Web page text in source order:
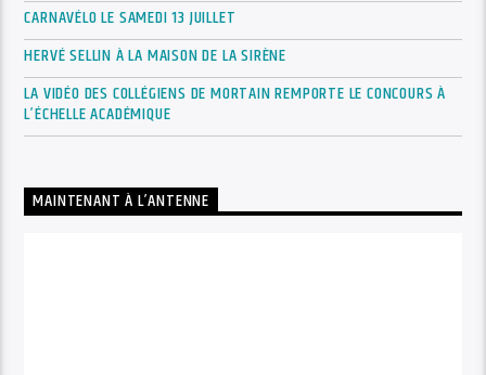
CARNAVÉLO LE SAMEDI 13 JUILLET
HERVÉ SELLIN À LA MAISON DE LA SIRÈNE
LA VIDÉO DES COLLÉGIENS DE MORTAIN REMPORTE LE CONCOURS À
L’ÉCHELLE ACADÉMIQUE
MAINTENANT À L’ANTENNE